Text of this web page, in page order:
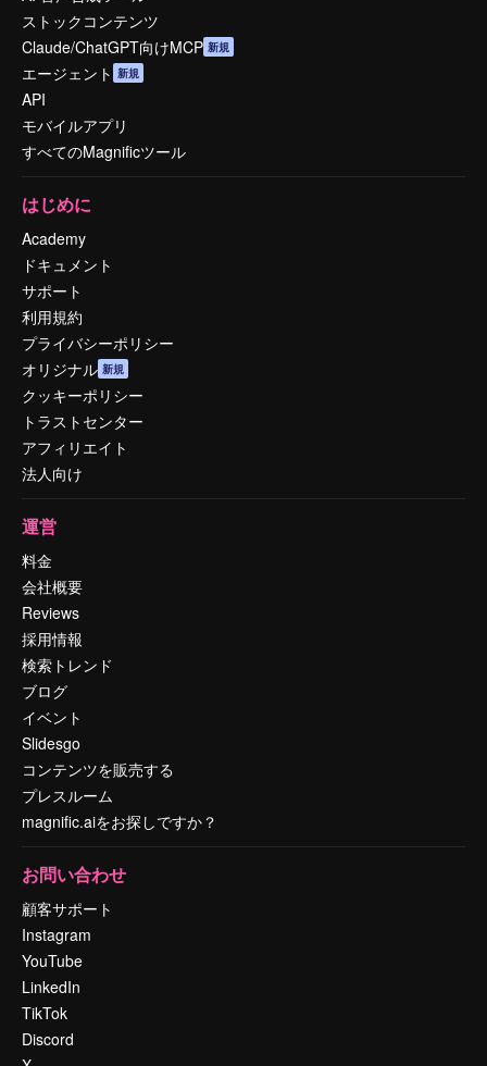
ストックコンテンツ
Claude/ChatGPT向けMCP 新規
エージェント 新規
API
モバイルアプリ
すべてのMagnificツール
はじめに
Academy
ドキュメント
サポート
利用規約
プライバシーポリシー
オリジナル 新規
クッキーポリシー
トラストセンター
アフィリエイト
法人向け
運営
料金
会社概要
Reviews
採用情報
検索トレンド
ブログ
イベント
Slidesgo
コンテンツを販売する
プレスルーム
magnific.aiをお探しですか？
お問い合わせ
顧客サポート
Instagram
YouTube
LinkedIn
TikTok
Discord